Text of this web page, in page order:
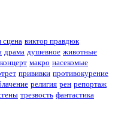
сцена виктор правдюк
драма душевное животные
концерт макро насекомые
прививки противокурение
религия рен репортаж
трезвость фантастика